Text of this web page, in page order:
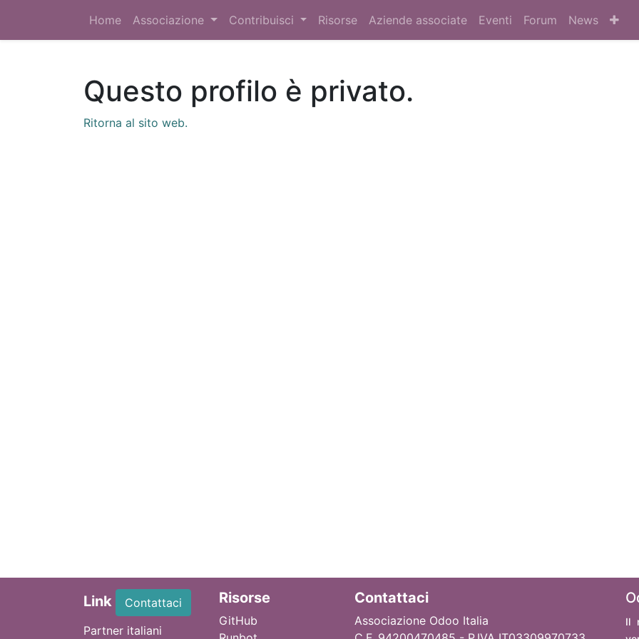
Home Associazione Contribuisci Risorse Aziende associate Eventi Forum News
Questo profilo è privato.
Ritorna al sito web.
Link
Contattaci
Partner italiani
Risorse
GitHub
Contattaci
Associazione Odoo Italia
Il